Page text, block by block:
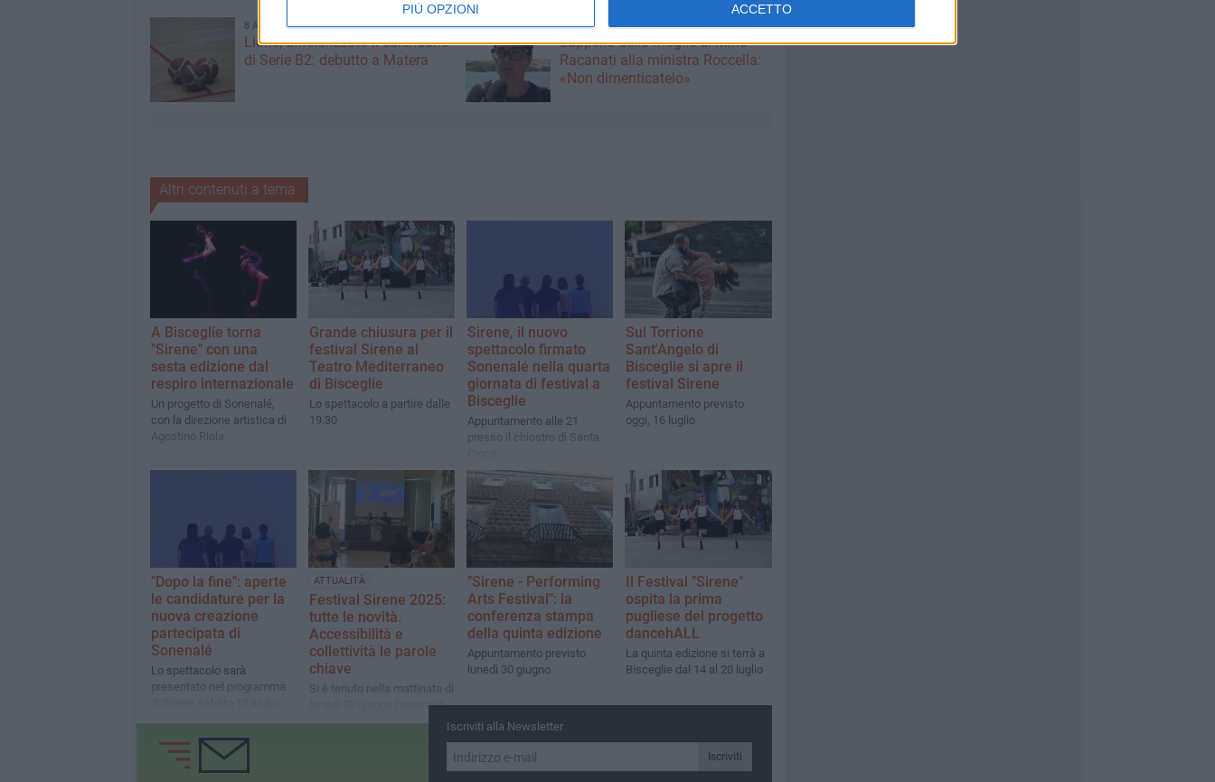
PIÙ OPZIONI ACCETTO
8 AGOSTO 2026
Lions, ufficializzato il calendario
di Serie B2: debutto a Matera
7 AGOSTO 2026
L'appello della moglie di Mino
Racanati alla ministra Roccella:
«Non dimenticatelo»
Altri contenuti a tema
A Bisceglie torna
"Sirene" con una
sesta edizione dal
respiro internazionale
Un progetto di Sonenalé,
con la direzione artistica di
Agostino Riola
Grande chiusura per il
festival Sirene al
Teatro Mediterraneo
di Bisceglie
Lo spettacolo a partire dalle
19.30
Sirene, il nuovo
spettacolo firmato
Sonenalé nella quarta
giornata di festival a
Bisceglie
Appuntamento alle 21
presso il chiostro di Santa
Sul Torrione
Sant'Angelo di
Bisceglie si apre il
festival Sirene
Appuntamento previsto
oggi, 16 luglio
"Dopo la fine": aperte
le candidature per la
nuova creazione
partecipata di
Sonenalé
Lo spettacolo sarà
presentato nel programma
ATTUALITÀ
Festival Sirene 2025:
tutte le novità.
Accessibilità e
collettività le parole
chiave
Si è tenuto nella mattinata di
lunedì 30 giugno l'evento di
presentazione della quinta
"Sirene - Performing
Arts Festival": la
conferenza stampa
della quinta edizione
Appuntamento previsto
lunedì 30 giugno
Il Festival "Sirene"
ospita la prima
pugliese del progetto
dancehALL
La quinta edizione si terrà a
Bisceglie dal 14 al 20 luglio
Iscriviti alla Newsletter
Iscriviti